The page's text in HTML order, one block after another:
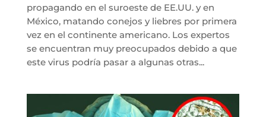
propagando en el suroeste de EE.UU. y en
México, matando conejos y liebres por primera
vez en el continente americano. Los expertos
se encuentran muy preocupados debido a que
este virus podría pasar a algunas otras...